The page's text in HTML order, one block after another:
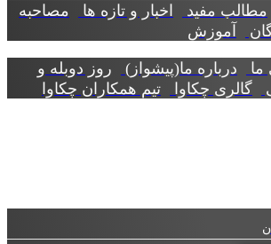
مفید اخبار و تازه ها
مصاحبه
آموزش
درباره ما(پیشواز)
روز دوبله و
چکاوا تیم همکاران چکاوا